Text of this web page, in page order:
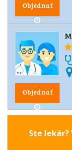
Objednať
Objednať
Ste